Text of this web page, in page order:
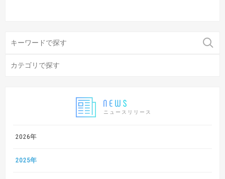
ニュースリリース
2026年
2025年